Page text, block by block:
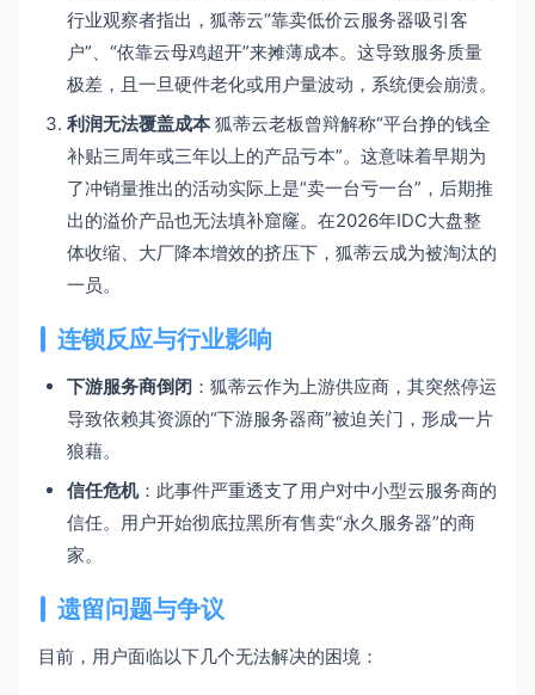
行业观察者指出，狐蒂云“靠卖低价云服务器吸引客
户”、“依靠云母鸡超开”来摊薄成本。这导致服务质量
极差，且一旦硬件老化或用户量波动，系统便会崩溃。
利润无法覆盖成本狐蒂云老板曾辩解称“平台挣的钱全
补贴三周年或三年以上的产品亏本”。这意味着早期为
了冲销量推出的活动实际上是“卖一台亏一台”，后期推
出的溢价产品也无法填补窟窿。在2026年IDC大盘整
体收缩、大厂降本增效的挤压下，狐蒂云成为被淘汰的
一员。
连锁反应与行业影响
下游服务商倒闭 ：狐蒂云作为上游供应商，其突然停运
导致依赖其资源的“下游服务器商”被迫关门，形成一片
狼藉。
信任危机：此事件严重透支了用户对中小型云服务商的
信任。用户开始彻底拉黑所有售卖“永久服务器”的商
家。
遗留问题与争议
目前，用户面临以下几个无法解决的困境：